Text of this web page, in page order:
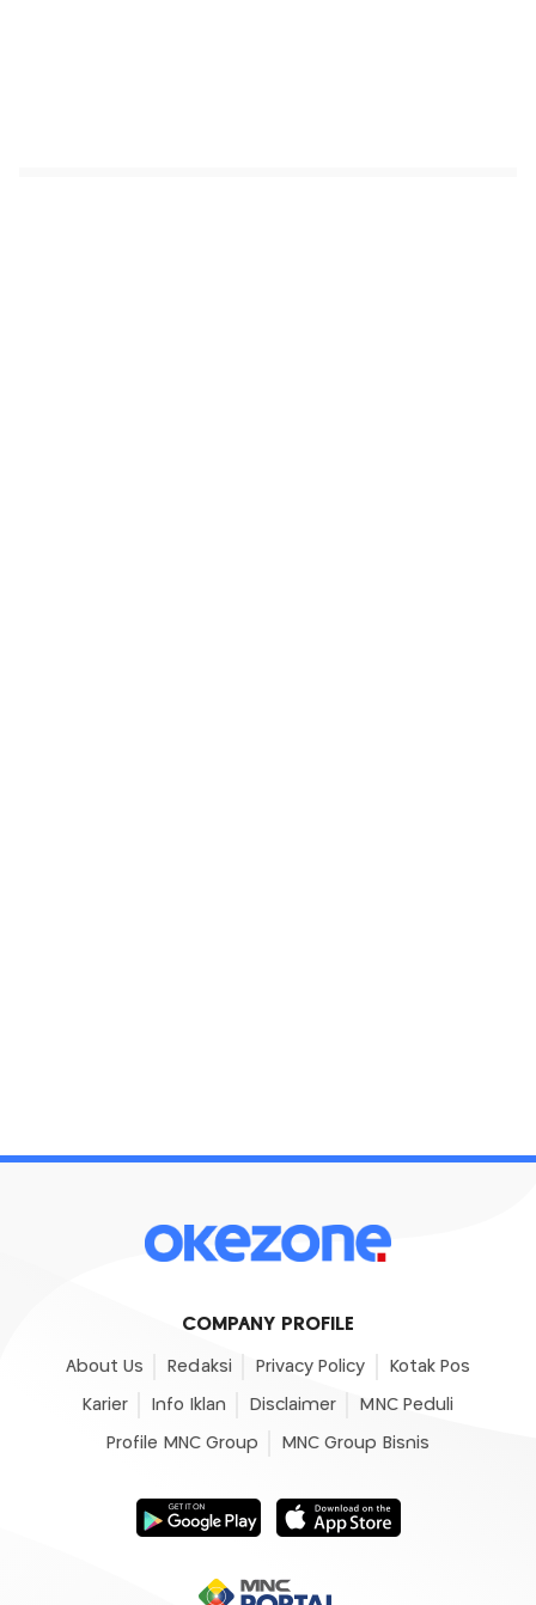
COMPANY PROFILE
About Us Redaksi Privacy Policy Kotak Pos
Karier Info Iklan Disclaimer MNC Peduli
Profile MNC Group MNC Group Bisnis